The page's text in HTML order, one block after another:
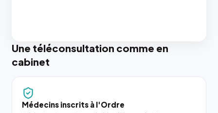
Une téléconsultation comme en
cabinet
Médecins inscrits à l'Ordre